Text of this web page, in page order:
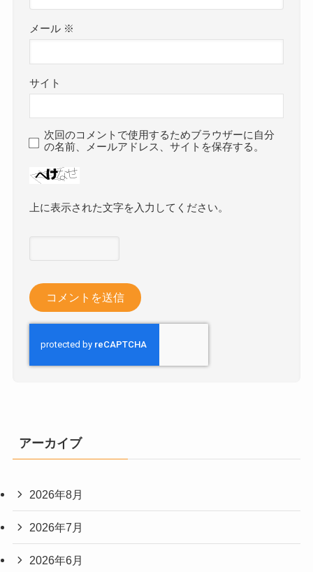
メール ※
サイト
次回のコメントで使用するためブラウザーに自分
の名前、メールアドレス、サイトを保存する。
上に表示された文字を入力してください。
アーカイブ
2026年8月
2026年7月
2026年6月